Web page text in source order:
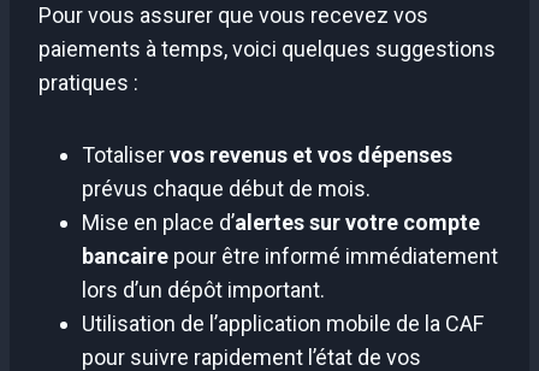
Pour vous assurer que vous recevez vos
paiements à temps, voici quelques suggestions
pratiques :
Totaliservos revenus et vos dépenses
prévus chaque début de mois.
Mise en place d’alertes sur votre compte
bancaire pour être informé immédiatement
lors d’un dépôt important.
Utilisation de l’application mobile de la CAF
pour suivre rapidement l’état de vos